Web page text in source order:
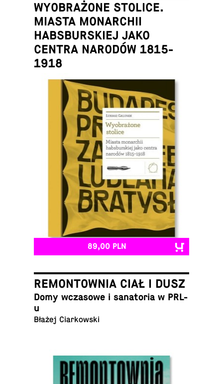
WYOBRAŻONE STOLICE.
MIASTA MONARCHII
HABSBURSKIEJ JAKO
CENTRA NARODÓW 1815-
1918
Łukasz Galusek
89,00 PLN
REMONTOWNIA CIAŁ I DUSZ
Domy wcza­so­we i sa­na­to­ria w PRL-
u
Błażej Ciarkowski